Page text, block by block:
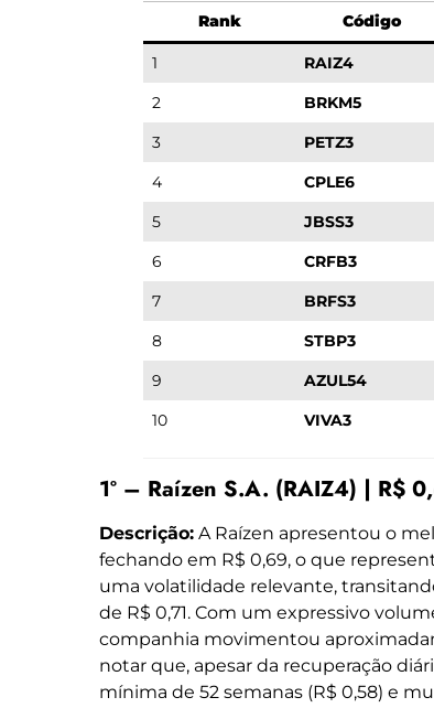
Rank Código
1 RAIZ4
2
BRKM5
3
PETZ3
4
CPLE6
5
JBSS3
6
CRFB3
7
BRFS3
8
STBP3
9
AZUL54
10
VIVA3
1º – Raízen S.A. (RAIZ4) | R$
Descrição: A Raízen apresentou o
fechando em R$ 0,69, o que
uma volatilidade relevante,
de R$ 0,71. Com um expressivo
companhia movimentou
notar que, apesar da recuperação
mínima de 52 semanas (R$ 0,58) e